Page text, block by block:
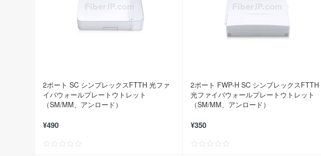
2ポート SC シンプレックスFTTH 光ファ
イバウォールプレートウトレット
（SM/MM、アンロード）
¥490
2ポート FWP-H SC シンプレックスFTTH
光ファイバウォールプレートウトレット
（SM/MM、アンロード）
¥350